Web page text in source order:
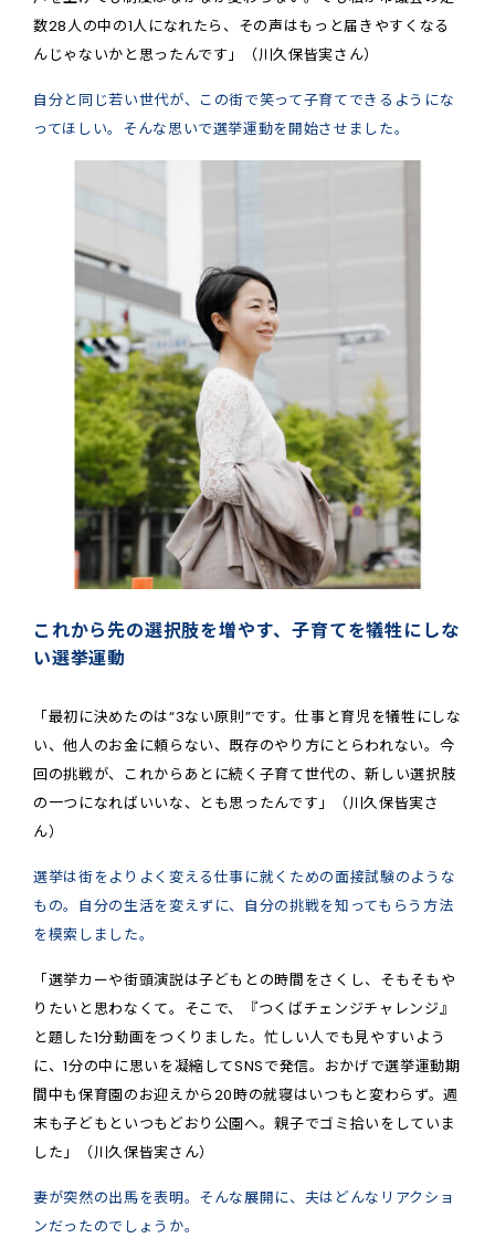
数28人の中の1人になれたら、その声はもっと届きやすくなる
んじゃないかと思ったんです」（川久保皆実さん）
自分と同じ若い世代が、この街で笑って子育てできるようにな
ってほしい。そんな思いで選挙運動を開始させました。
これから先の選択肢を増やす、子育てを犠牲にしな
い選挙運動
「最初に決めたのは“3ない原則”です。仕事と育児を犠牲にしな
い、他人のお金に頼らない、既存のやり方にとらわれない。今
回の挑戦が、これからあとに続く子育て世代の、新しい選択肢
の一つになればいいな、とも思ったんです」（川久保皆実さ
ん）
選挙は街をよりよく変える仕事に就くための面接試験のような
もの。自分の生活を変えずに、自分の挑戦を知ってもらう方法
を模索しました。
「選挙カーや街頭演説は子どもとの時間をさくし、そもそもや
りたいと思わなくて。そこで、『つくばチェンジチャレンジ』
と題した1分動画をつくりました。忙しい人でも見やすいよう
に、1分の中に思いを凝縮してSNSで発信。おかげで選挙運動期
間中も保育園のお迎えから20時の就寝はいつもと変わらず。週
末も子どもといつもどおり公園へ。親子でゴミ拾いをしていま
した」（川久保皆実さん）
妻が突然の出馬を表明。そんな展開に、夫はどんなリアクショ
ンだったのでしょうか。